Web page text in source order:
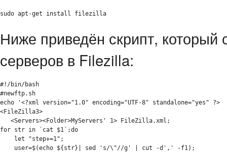
sudo apt-get install filezilla
Ниже приведён скрипт,
серверов в Filezilla:
#!/bin/bash
#newftp.sh
echo
'<?xml version="1.0" encoding="UTF-8" standalone="yes" ?>
<FileZilla3>
   <Servers><Folder>MyServers'
1>
for str in ` cat $1 ` ;do
let
"step+=1" ;
user=$(echo ${str} sed 's/\"//g' cut -d ',' -f1) ;